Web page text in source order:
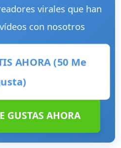
virales que han
con nosotros
AHORA (50 Me
GUSTAS AHORA